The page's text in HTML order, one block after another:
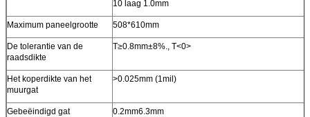
10 laag 1.0mm
Maximum paneelgrootte 508*610mm
De tolerantie van de
raadsdikte
T≥0.8mm±8%., T<0>
Het koperdikte van het
muurgat
>0.025mm (1mil)
Gebeëindigd gat 0.2mm6.3mm